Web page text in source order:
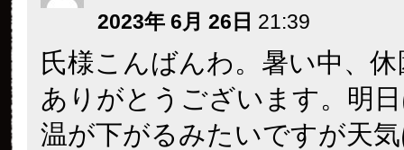
2023年 6月 26日 21:39
氏様こんばんわ。暑い中、
ありがとうございます。明
温が下がるみたいですが天